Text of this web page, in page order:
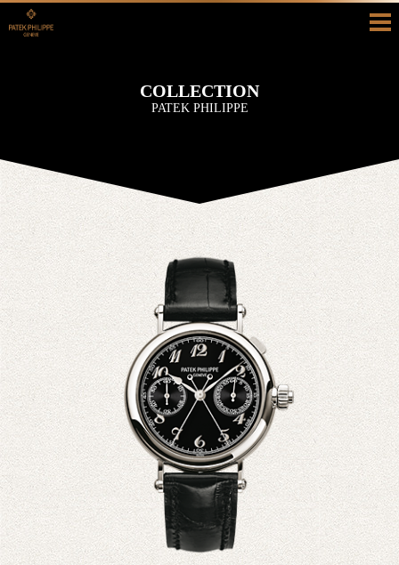
真面目ブログ 採用情報
CONTACT
お問い合わせ カタログ請求
COLLECTION
PATEK PHILIPPE